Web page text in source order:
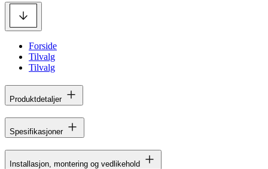
Forside
Tilvalg
Tilvalg
Produktdetaljer
Spesifikasjoner
Installasjon, montering og vedlikehold